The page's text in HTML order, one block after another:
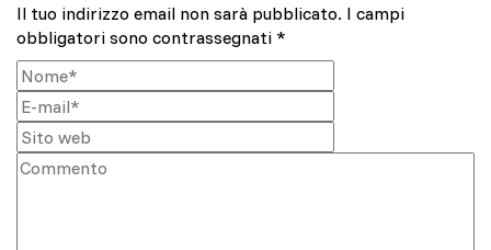
Il tuo indirizzo email non sarà pubblicato. I campi
obbligatori sono contrassegnati *